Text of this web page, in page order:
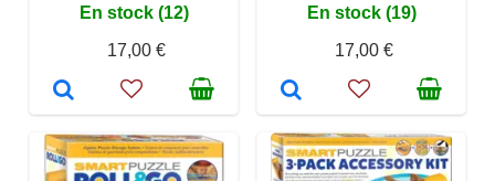
En stock (12)
17,00 €
En stock (19)
17,00 €